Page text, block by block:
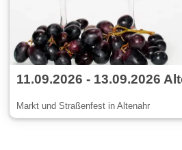
11.09.2026 - 13.09.2026
Markt und Straßenfest in Altenahr